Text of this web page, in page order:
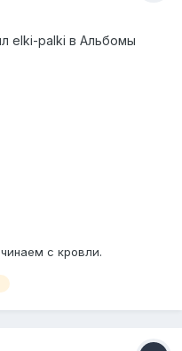
elki-palki в Альбомы
с кровли.